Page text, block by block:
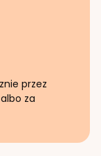
przez
za